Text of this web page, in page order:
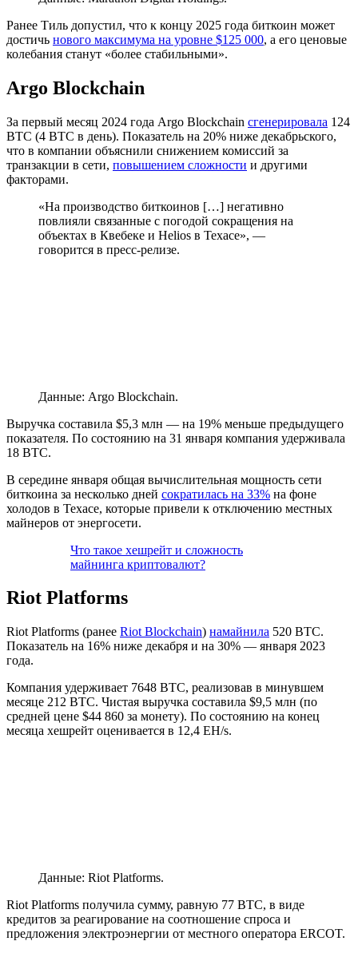
Ранее Тиль допустил, что к концу 2025 года биткоин может
достичь нового максимума на уровне $125 000, а его ценовые
колебания станут «более стабильными».
Argo Blockchain
За первый месяц 2024 года Argo Blockchain сгенерировала 124
BTC (4 BTC в день). Показатель на 20% ниже декабрьского,
что в компании объяснили снижением комиссий за
транзакции в сети, повышением сложности и другими
факторами.
«На производство биткоинов […] негативно
повлияли связанные с погодой сокращения на
объектах в Квебеке и Helios в Техасе», —
говорится в пресс-релизе.
Данные: Argo Blockchain.
Выручка составила $5,3 млн — на 19% меньше предыдущего
показателя. По состоянию на 31 января компания удерживала
18 BTC.
В середине января общая вычислительная мощность сети
биткоина за несколько дней сократилась на 33% на фоне
холодов в Техасе, которые привели к отключению местных
майнеров от энергосети.
Что такое хешрейт и сложность
майнинга криптовалют?
Riot Platforms
Riot Platforms (ранее Riot Blockchain) намайнила 520 BTC.
Показатель на 16% ниже декабря и на 30% — января 2023
года.
Компания удерживает 7648 BTC, реализовав в минувшем
месяце 212 BTC. Чистая выручка составила $9,5 млн (по
средней цене $44 860 за монету). По состоянию на конец
месяца хешрейт оценивается в 12,4 EH/s.
Данные: Riot Platforms.
Riot Platforms получила сумму, равную 77 BTC, в виде
кредитов за реагирование на соотношение спроса и
предложения электроэнергии от местного оператора ERCOT.